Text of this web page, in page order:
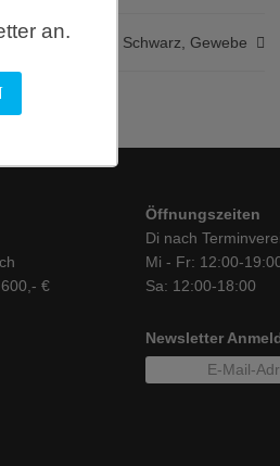
TON, Stuhl 314, Schwarz, Gewebe
€
Öffnungszeiten
Di nach
Mi - Fr: 12:00-
Sa: 12:00-18:00
Newsletter
an.